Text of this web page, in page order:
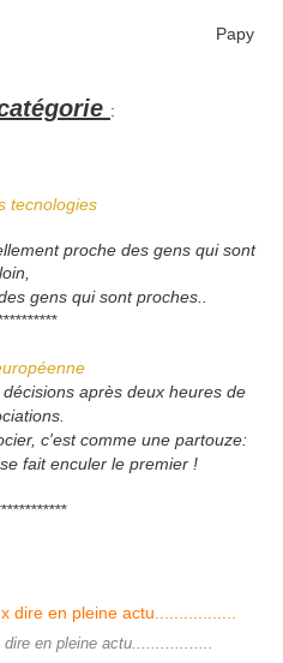
:
tecnologies
proche des gens qui sont
loin,
gens qui sont proches..
après deux heures de
c'est comme une partouze:
fait enculer le premier !
en pleine actu.................